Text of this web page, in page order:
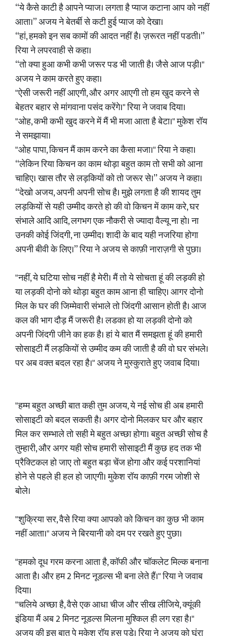
“ये कैसे काटी है आपने प्याज। लगता है प्याज कटाना आप को नहीं
आता।” अजय ने बेतर्बी से कटी हुई प्याज को देखा।
“हां, हमको इन सब कामों की आदत नहीं है। ज़रूरत नहीं पडती।”
रिया ने लपरवाही से कहा।
“तो क्या हुआ कभी कभी जरूर पड भी जाती है। जैसे आज पड़ी।"
अजय ने काम करते हुए कहा।
"ऐसी जरूरी नहीं आएगी, और अगर आएगी तो हम खुद करने से
बेहतर बहार से मांगवाना पसंद करेंगे।" रिया ने जवाब दिया।
"ओह, कभी कभी खुद करने में मैं भी मजा आता है बेटा।" मुकेश रॉय
ने समझाया।
"ओह पापा, किचन मैं काम करने का कैसा मजा।" रिया ने कहा।
“लेकिन रिया किचन का काम थोड़ा बहुत काम तो सभी को आना
चाहिए। खास तौर से लड़कियों को तो जरूर से।” अजय ने कहा।
“देखो अजय, अपनी अपनी सोच है। मुझे लगता है की शायद तुम
लड़कियों से यही उम्मीद करते हो की वो किचन में काम करे, घर
संभाले आदि आदि, लगभग एक नौकरी से ज्यादा वैल्यू ना हो। ना
उनकी कोई जिंदगी, ना उम्मीद। शादी के बाद यही नजरिया होगा
अपनी बीवी के लिए।” रिया ने अजय से काफ़ी नाराज़गी से पुछा।
"नहीं, ये घटिया सोच नहीं है मेरी। मैं तो ये सोचता हूं की लड़की हो
या लड़की दोनो को थोड़ा बहुत काम आना ही चाहिए। आगर दोनो
मिल के घर की जिम्मेवारी संभाले तो जिंदगी आसान होती है। आज
कल की भाग दौड़ मैं जरूरी है। लडका हो या लड़की दोनो को
अपनी जिंदगी जीने का हक है। हां ये बात मैं समझता हूं की हमारी
सोसाइटी मैं लड़कियों से उम्मीद कम की जाती है की वो घर संभले।
पर अब वक्त बदल रहा है।" अजय ने मुस्कुराते हुए जवाब दिया।
"हम्म बहुत अच्छी बात कही तुम अजय, ये नई सोच ही अब हमारी
सोसाइटी को बदल सकती है। अगर दोनो मिलकर घर और बहार
मिल कर सम्भाले तो सही मे बहुत अच्छा होगा। बहुत अच्छी सोच है
तुम्हारी, और अगर यही सोच हमारी सोसाइटी मैं कुछ हद तक भी
प्रैक्टिकल हो जाए तो बहुत बड़ा चेंज होगा और कई परशानियां
होने से पहले ही हल हो जाएगी। मुकेश रॉय काफ़ी गरम जोशी से
बोले।
"शुक्रिया सर, वैसे रिया क्या आपको को किचन का कुछ भी काम
नहीं आता।" अजय ने बिरयानी को दम पर रखते हुए पुछा।
"हमको दूध गरम करना आता है, कॉफी और चॉकलेट मिल्क बनाना
आता है। और हम 2 मिनट नूडल्स भी बना लेते हैं।" रिया ने जवाब
दिया।
"चलिये अच्छा है, वैसे एक आधा चीज और सीख लीजिये, क्यूंकी
इंडिया मैं अब 2 मिनट नूडल्स मिलना मुश्किल ही लग रहा है।"